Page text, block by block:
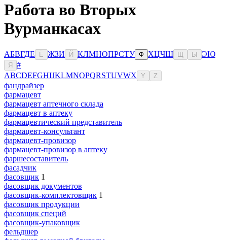
Работа во Вторых
Вурманкасах
АБВГДЕ Ё ЖЗИ Й КЛМНОПРСТУ Ф ХЦЧШ Ы ЭЮ
Я
#
ABCDEFGHIJKLMNOPQRSTUVWX Y Z
фандрайзер
фармацевт
фармацевт аптечного склада
фармацевт в аптеку
фармацевтический представитель
фармацевт-консультант
фармацевт-провизор
фармацевт-провизор в аптеку
фаршесоставитель
фасадчик
фасовщик 1
фасовщик документов
фасовщик-комплектовщик 1
фасовщик продукции
фасовщик специй
фасовщик-упаковщик
фельдшер